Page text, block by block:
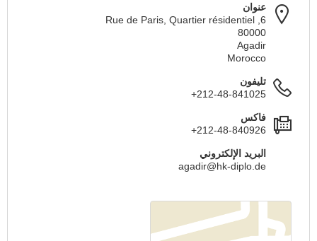
عنوان
6, Rue de Paris, Quartier résidentiel
80000
Agadir
Morocco
تليفون
+212-48-841025
فاكس
+212-48-840926
البريد الإلكتروني
agadir@hk-diplo.de